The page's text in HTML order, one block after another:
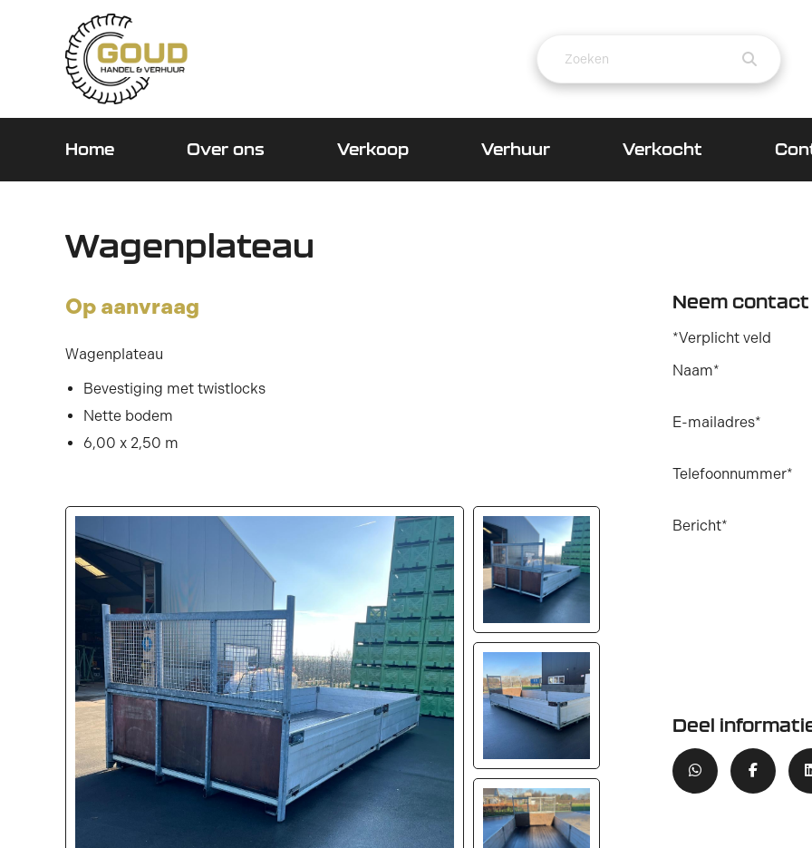
Home Over ons Verkoop Verhuur Verkocht
Wagenplateau
Op aanvraag
Wagenplateau
Bevestiging met twistlocks
Nette bodem
6,00 x 2,50 m
Neem contact
*Verplicht veld
Naam*
E-mailadres*
Telefoonnummer*
Bericht*
Deel